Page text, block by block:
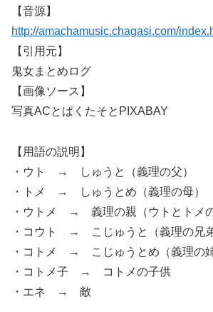
【音源】
http://amachamusic.chagasi.com/
【引用元】
鬼女まとめログ
【画像ソース】
写真ACとぱくたそとPIXABAY
【用語の説明】
・ウト → しゅうと（義理の父）
・トメ → しゅうとめ（義理の母）
・ウトメ → 義理の親（ウトとトメの
・コウト → こじゅうと（義理の兄弟
・コトメ → こじゅうとめ（義理の姉
・コトメ子 → コトメの子供
・エネ → 敵